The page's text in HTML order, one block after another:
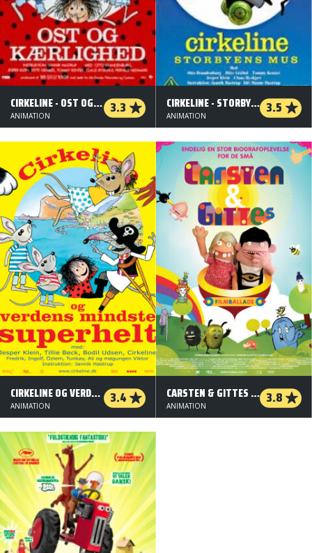
CIRKELINE - OST OG KÆRLIGHED 3.3
ANIMATION
CIRKELINE - STORBYENS MUS 3.5
ANIMATION
CIRKELINE OG VERDENS MINDSTE SUPERHELT 3.4
ANIMATION
CARSTEN & GITTES FILMBALLADE 3.8
ANIMATION